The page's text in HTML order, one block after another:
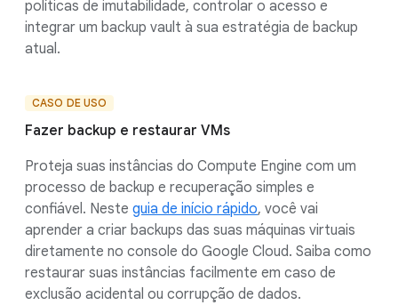
políticas de imutabilidade, controlar o acesso e
integrar um backup vault à sua estratégia de backup
atual.
CASO DE USO
Fazer backup e restaurar VMs
Proteja suas instâncias do Compute Engine com um
processo de backup e recuperação simples e
confiável. Neste guia de início rápido, você vai
aprender a criar backups das suas máquinas virtuais
diretamente no console do Google Cloud. Saiba como
restaurar suas instâncias facilmente em caso de
exclusão acidental ou corrupção de dados.